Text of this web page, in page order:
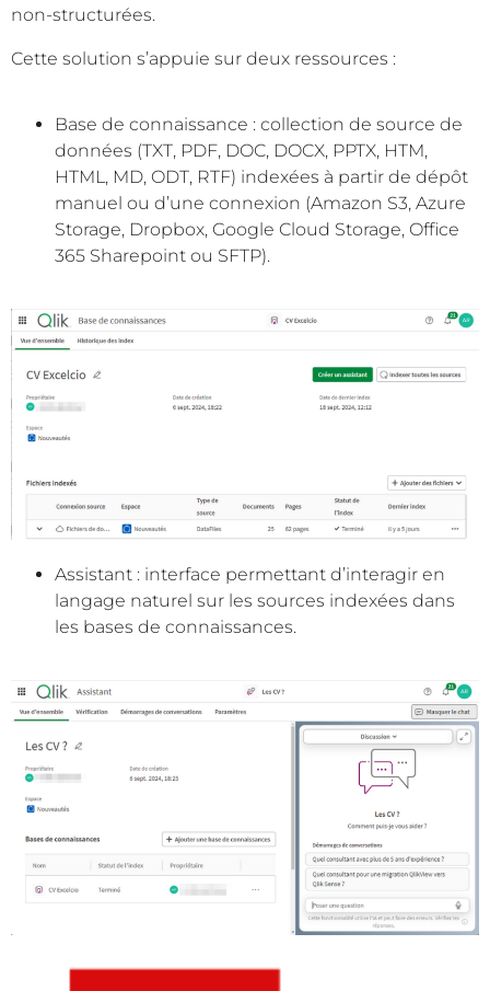
non-structurées.
Cette solution s’appuie sur deux ressources :
Base de connaissance : collection de source de
données (TXT, PDF, DOC, DOCX, PPTX, HTM,
HTML, MD, ODT, RTF) indexées à partir de dépôt
manuel ou d’une connexion (Amazon S3, Azure
Storage, Dropbox, Google Cloud Storage, Office
365 Sharepoint ou SFTP).
Assistant : interface permettant d’interagir en
langage naturel sur les sources indexées dans
les bases de connaissances.